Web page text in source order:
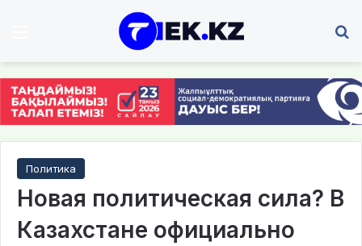
Политика
Новая политическая сила? В
Казахстане официально